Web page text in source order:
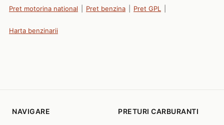
Pret motorina national Pret benzina Pret GPL
Harta benzinarii
NAVIGARE PRETURI CARBURANTI